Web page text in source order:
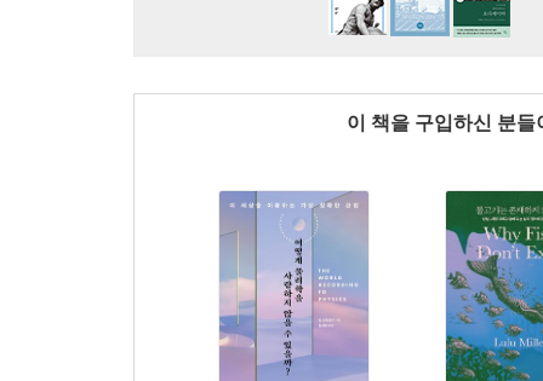
이 책을 구입하신 분